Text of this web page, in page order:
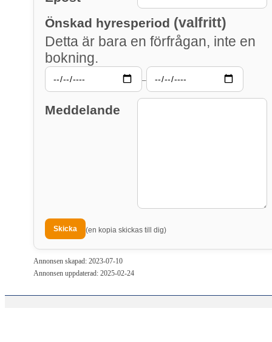
Önskad hyresperiod (valfritt)
Detta är bara en förfrågan, inte en
bokning.
–
Meddelande
(en kopia skickas till dig)
Annonsen skapad: 2023-07-10
Annonsen uppdaterad: 2025-02-24